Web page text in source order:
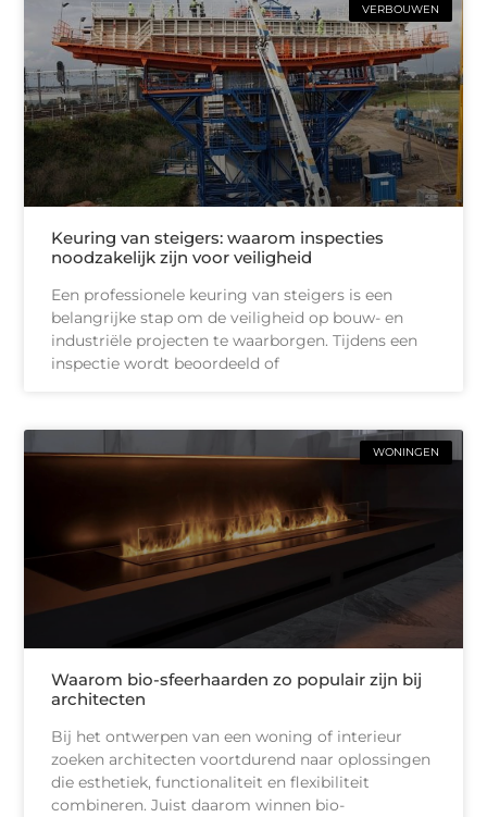
VERBOUWEN
Keuring van steigers: waarom inspecties
noodzakelijk zijn voor veiligheid
Een professionele keuring van steigers is een
belangrijke stap om de veiligheid op bouw- en
industriële projecten te waarborgen. Tijdens een
inspectie wordt beoordeeld of
WONINGEN
Waarom bio-sfeerhaarden zo populair zijn bij
architecten
Bij het ontwerpen van een woning of interieur
zoeken architecten voortdurend naar oplossingen
die esthetiek, functionaliteit en flexibiliteit
combineren. Juist daarom winnen bio-